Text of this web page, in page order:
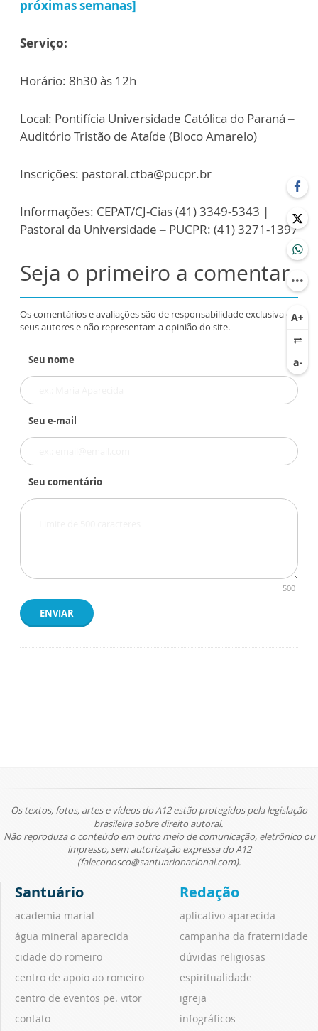
próximas semanas]
Serviço:
Horário: 8h30 às 12h
Local: Pontifícia Universidade Católica do Paraná –
Auditório Tristão de Ataíde (Bloco Amarelo)
Inscrições: pastoral.ctba@pucpr.br
Informações: CEPAT/CJ-Cias (41) 3349-5343 |
Pastoral da Universidade – PUCPR: (41) 3271-1397
Seja o primeiro a comentar
Os comentários e avaliações são de responsabilidade exclusiva de
seus autores e não representam a opinião do site.
Seu nome
Seu e-mail
Seu comentário
500
ENVIAR
Os textos, fotos, artes e vídeos do A12 estão protegidos pela legislação
brasileira sobre direito autoral.
Não reproduza o conteúdo em outro meio de comunicação, eletrônico ou
impresso, sem autorização expressa do A12
(faleconosco@santuarionacional.com).
Santuário
academia marial
água mineral aparecida
cidade do romeiro
centro de apoio ao romeiro
centro de eventos pe. vitor
contato
Redação
aplicativo aparecida
campanha da fraternidade
dúvidas religiosas
espiritualidade
igreja
infográficos